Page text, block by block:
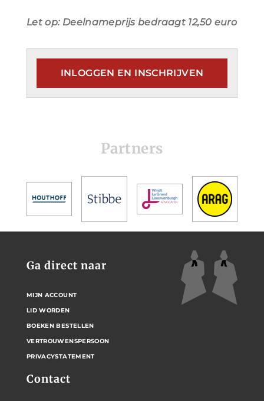
Let op: Deelnameprijs bedraagt 12,50 euro
INLOGGEN EN INSCHRIJVEN
Partners
Contact
Ga direct naar
MIJN ACCOUNT
LID WORDEN
BOEKEN BESTELLEN
VERTROUWENSPERSOON
PRIVACYSTATEMENT